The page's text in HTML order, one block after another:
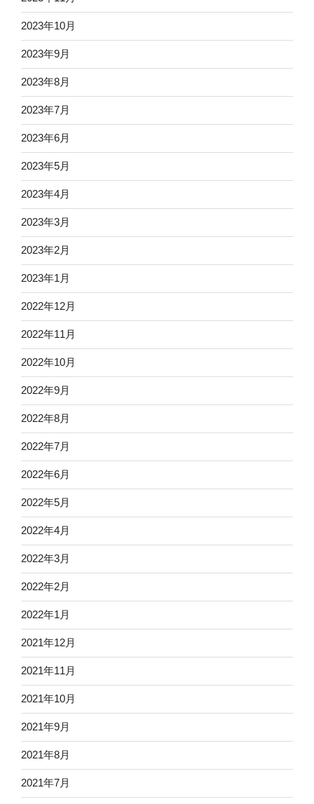
2023年10月
2023年9月
2023年8月
2023年7月
2023年6月
2023年5月
2023年4月
2023年3月
2023年2月
2023年1月
2022年12月
2022年11月
2022年10月
2022年9月
2022年8月
2022年7月
2022年6月
2022年5月
2022年4月
2022年3月
2022年2月
2022年1月
2021年12月
2021年11月
2021年10月
2021年9月
2021年8月
2021年7月